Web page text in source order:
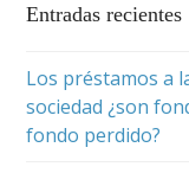
Entradas recientes
Los préstamos a
sociedad ¿son
fondo perdido?